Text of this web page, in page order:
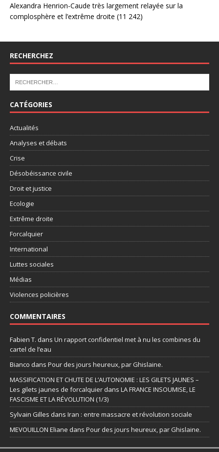
Alexandra Henrion-Caude très largement relayée sur la
complosphère et l’extrême droite (11 242)
RECHERCHEZ
CATÉGORIES
Actualités
Analyses et débats
Crise
Désobéissance civile
Droit et justice
Ecologie
Extrême droite
Forcalquier
International
Luttes sociales
Médias
Violences policières
COMMENTAIRES
Fabien T. dans Un rapport confidentiel met à nu les combines du
cartel de l’eau
Bianco dans Pour des jours heureux, par Ghislaine.
MASSIFICATION ET CHUTE DE L’AUTONOMIE : LES GILETS JAUNES –
Les gilets jaunes de forcalquier dans LA FRANCE INSOUMISE, LE
FASCISME ET LA RÉVOLUTION (1/3)
Sylvain Gilles dans Iran : entre massacre et révolution sociale
MEVOUILLON Eliane dans Pour des jours heureux, par Ghislaine.